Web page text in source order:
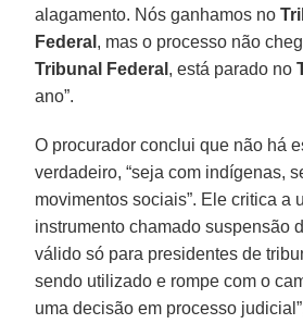
alagamento. Nós ganhamos no
Federal , mas o processo não
Tribunal Federal , está parado no
ano”.
O procurador conclui que não há
verdadeiro, “seja com indígenas,
movimentos sociais”. Ele critica a
instrumento chamado suspensão
válido só para presidentes de
sendo utilizado e rompe com o
uma decisão em processo